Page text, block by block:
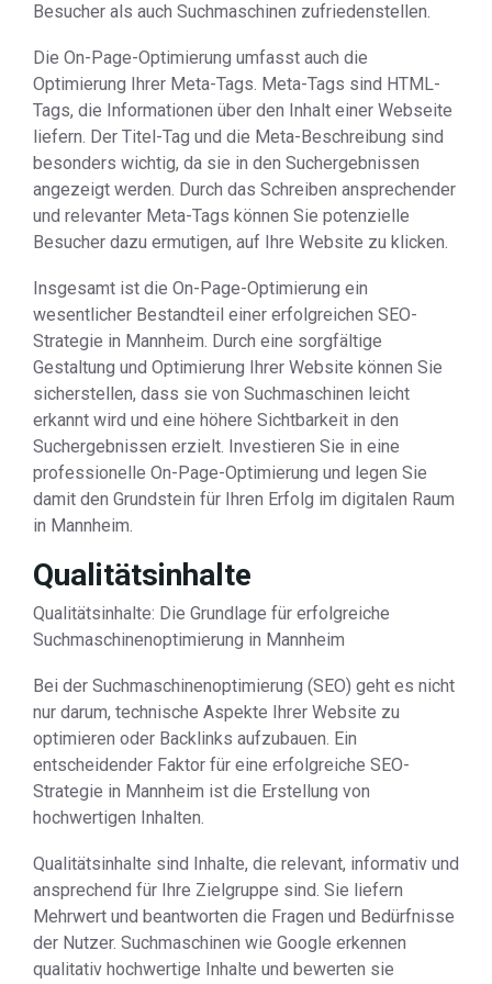
Besucher als auch Suchmaschinen zufriedenstellen.
Die On-Page-Optimierung umfasst auch die
Optimierung Ihrer Meta-Tags. Meta-Tags sind HTML-
Tags, die Informationen über den Inhalt einer Webseite
liefern. Der Titel-Tag und die Meta-Beschreibung sind
besonders wichtig, da sie in den Suchergebnissen
angezeigt werden. Durch das Schreiben ansprechender
und relevanter Meta-Tags können Sie potenzielle
Besucher dazu ermutigen, auf Ihre Website zu klicken.
Insgesamt ist die On-Page-Optimierung ein
wesentlicher Bestandteil einer erfolgreichen SEO-
Strategie in Mannheim. Durch eine sorgfältige
Gestaltung und Optimierung Ihrer Website können Sie
sicherstellen, dass sie von Suchmaschinen leicht
erkannt wird und eine höhere Sichtbarkeit in den
Suchergebnissen erzielt. Investieren Sie in eine
professionelle On-Page-Optimierung und legen Sie
damit den Grundstein für Ihren Erfolg im digitalen Raum
in Mannheim.
Qualitätsinhalte
Qualitätsinhalte: Die Grundlage für erfolgreiche
Suchmaschinenoptimierung in Mannheim
Bei der Suchmaschinenoptimierung (SEO) geht es nicht
nur darum, technische Aspekte Ihrer Website zu
optimieren oder Backlinks aufzubauen. Ein
entscheidender Faktor für eine erfolgreiche SEO-
Strategie in Mannheim ist die Erstellung von
hochwertigen Inhalten.
Qualitätsinhalte sind Inhalte, die relevant, informativ und
ansprechend für Ihre Zielgruppe sind. Sie liefern
Mehrwert und beantworten die Fragen und Bedürfnisse
der Nutzer. Suchmaschinen wie Google erkennen
qualitativ hochwertige Inhalte und bewerten sie